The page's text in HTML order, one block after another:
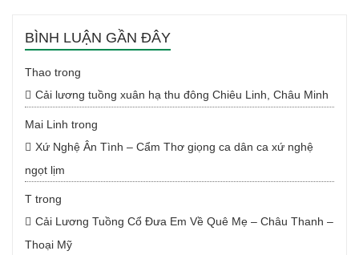
BÌNH LUẬN GẦN ĐÂY
Thao trong
Cải lương tuồng xuân hạ thu đông Chiêu Linh, Châu Minh
Mai Linh trong
Xứ Nghệ Ân Tình – Cẩm Thơ giọng ca dân ca xứ nghệ
ngọt lịm
T trong
Cải Lương Tuồng Cổ Đưa Em Về Quê Mẹ – Châu Thanh –
Thoại Mỹ